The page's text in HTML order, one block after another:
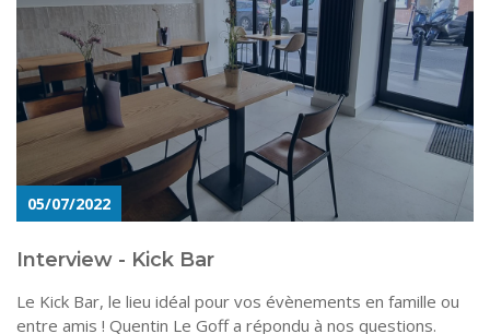
05/07/2022
Interview - Kick Bar
Le Kick Bar, le lieu idéal pour vos évènements en famille ou
entre amis ! Quentin Le Goff a répondu à nos questions.